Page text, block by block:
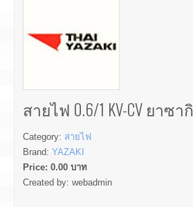
สายไฟ 0.6/1 KV-CV ยาซากิ
Category: สายไฟ
Brand: YAZAKI
Price: 0.00 บาท
Created by: webadmin